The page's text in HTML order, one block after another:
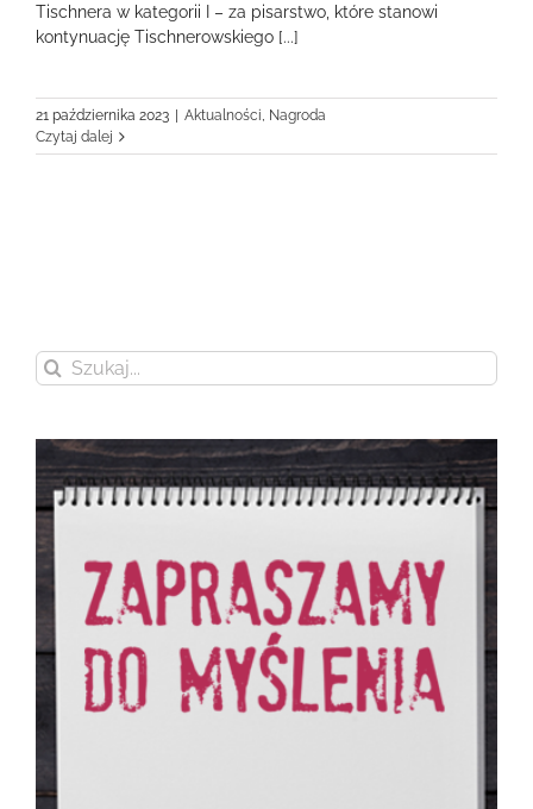
Tischnera w kategorii I – za pisarstwo, które stanowi
kontynuację Tischnerowskiego [...]
21 października 2023 Aktualności, Nagroda
Czytaj dalej
Szukaj